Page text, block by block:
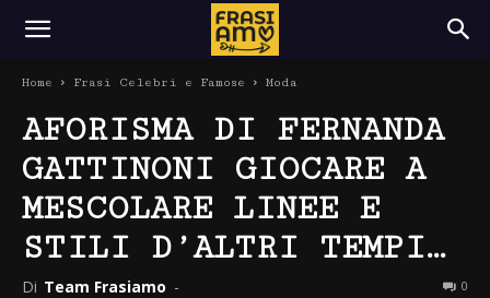
Home Frasi Celebri e Famose Moda
AFORISMA DI FERNANDA
GATTINONI GIOCARE A
MESCOLARE LINEE E
STILI D’ALTRI TEMPI…
Di Team Frasiamo - 0